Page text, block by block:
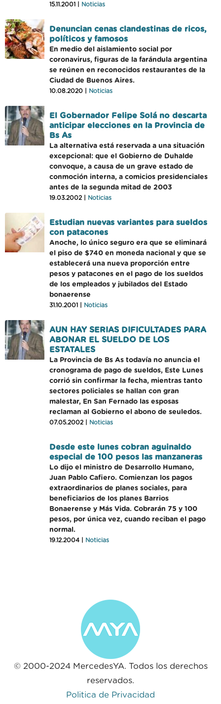
15.11.2001 | Noticias
Denuncian cenas clandestinas de ricos,
políticos y famosos
En medio del aislamiento social por
coronavirus, figuras de la farándula argentina
se reúnen en reconocidos restaurantes de la
Ciudad de Buenos Aires.
10.08.2020 | Noticias
El Gobernador Felipe Solá no descarta
anticipar elecciones en la Provincia de
Bs As
La alternativa está reservada a una situación
excepcional: que el Gobierno de Duhalde
convoque, a causa de un grave estado de
conmoción interna, a comicios presidenciales
antes de la segunda mitad de 2003
19.03.2002 | Noticias
Estudian nuevas variantes para sueldos
con patacones
Anoche, lo único seguro era que se eliminará
el piso de $740 en moneda nacional y que se
establecerá una nueva proporción entre
pesos y patacones en el pago de los sueldos
de los empleados y jubilados del Estado
bonaerense
31.10.2001 | Noticias
AUN HAY SERIAS DIFICULTADES PARA
ABONAR EL SUELDO DE LOS
ESTATALES
La Provincia de Bs As todavía no anuncia el
cronograma de pago de sueldos, Este Lunes
corrió sin confirmar la fecha, mientras tanto
sectores policiales se hallan con gran
malestar, En San Fernado las esposas
reclaman al Gobierno el abono de seuledos.
07.05.2002 | Noticias
Desde este lunes cobran aguinaldo
especial de 100 pesos las manzaneras
Lo dijo el ministro de Desarrollo Humano,
Juan Pablo Cafiero. Comienzan los pagos
extraordinarios de planes sociales, para
beneficiarios de los planes Barrios
Bonaerense y Más Vida. Cobrarán 75 y 100
pesos, por única vez, cuando reciban el pago
normal.
19.12.2004 | Noticias
© 2000-2024 MercedesYA. Todos los derechos
reservados.
Politica de Privacidad